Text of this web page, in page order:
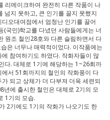
리메이크하여 완전히 다른 작품이 나
넘지 못하고, 큰 인기를 끌지 못했지
오대여점에서 엄청난 인기를 끌어
국민)학교를 다녔던 사람들에게는 너
원조 철인28호와 다른 슬림하면서 다
은 너무나 매력적이었다. 이작품에는
참여하기도 하였다. 작화자들이 많
다. 대체로 1기에 해당하는 1~26회까
서 51회까지의 철인의 작화풍이 다
되고 상체가 더 다부져 더욱 세련되
년에 출시한 철인은 대체로 2기의 모
1기의 모습.
2기에도 1기의 작화가 나오기도 한